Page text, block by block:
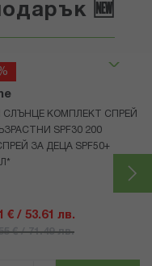
🆕
СЛЪНЦЕ КОМПЛЕКТ СПРЕЙ
SPF30 200
ЗА ДЕЦА SPF50+
€ / 53.61 лв.
€ / 71.49 лв.